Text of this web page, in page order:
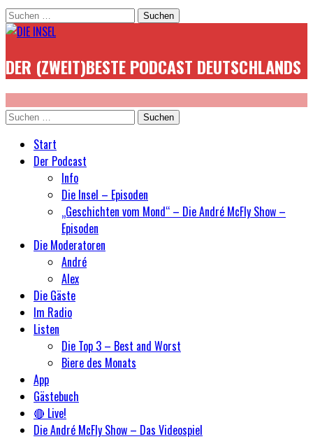
Suchen
nach:
DER (ZWEIT)BESTE PODCAST DEUTSCHLANDS
Suchen
Start
Der Podcast
Info
Die Insel – Episoden
„Geschichten vom Mond“ – Die André McFly Show –
Episoden
Die Moderatoren
André
Alex
Die Gäste
Im Radio
Listen
Die Top 3 – Best and Worst
Biere des Monats
App
Gästebuch
🔴 Live!
Die André McFly Show – Das Videospiel